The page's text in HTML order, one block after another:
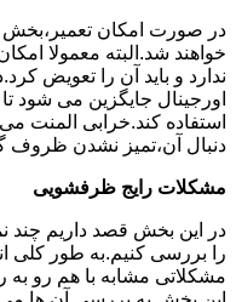
در صورت امکان تعمیر،بخش
خواهند شد.البته معمولا
ندارد و باید آن را تعویض
اورجینال جایگزین می شود
استفاده کند.خرابی المنت
دنبال آن،تمیز نشدن ظروف
مشکلات رایج ظرفشویی
در این بخش قصد داریم چند
را بررسی کنیم.به طور کلی
مشکلاتی مشابه با هم رو به